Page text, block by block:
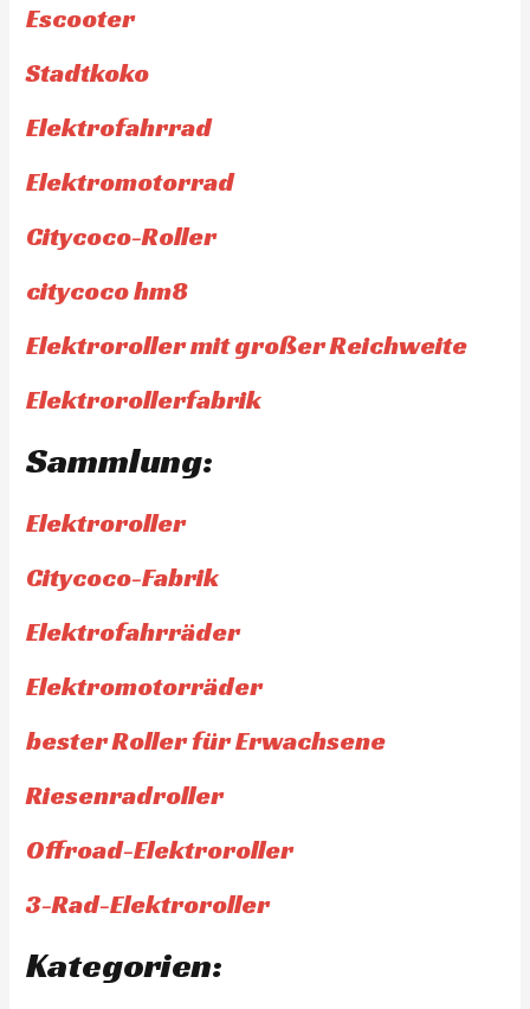
Escooter
Stadtkoko
Elektrofahrrad
Elektromotorrad
Citycoco-Roller
citycoco hm8
Elektroroller mit großer Reichweite
Elektrorollerfabrik
Sammlung:
Elektroroller
Citycoco-Fabrik
Elektrofahrräder
Elektromotorräder
bester Roller für Erwachsene
Riesenradroller
Offroad-Elektroroller
3-Rad-Elektroroller
Kategorien: